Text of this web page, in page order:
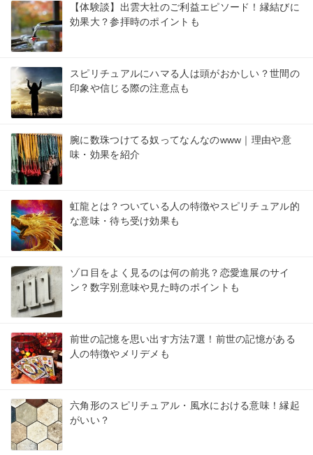
【体験談】出雲大社のご利益エピソード！縁結びに
効果大？参拝時のポイントも
スピリチュアルにハマる人は頭がおかしい？世間の
印象や信じる際の注意点も
腕に数珠つけてる奴ってなんなのwww｜理由や意
味・効果を紹介
虹龍とは？ついている人の特徴やスピリチュアル的
な意味・待ち受け効果も
ゾロ目をよく見るのは何の前兆？恋愛進展のサイ
ン？数字別意味や見た時のポイントも
前世の記憶を思い出す方法7選！前世の記憶がある
人の特徴やメリデメも
六角形のスピリチュアル・風水における意味！縁起
がいい？